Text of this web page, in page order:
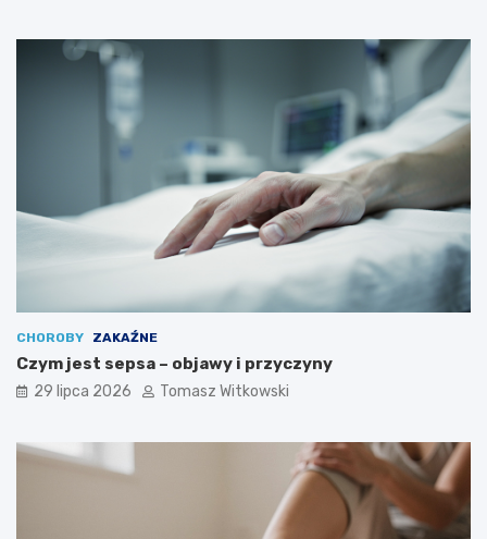
CHOROBY ZAKAŹNE
Czym jest sepsa – objawy i przyczyny
29 lipca 2026 Tomasz Witkowski